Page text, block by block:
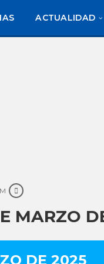
ACTUALIDAD
MARZO
DE 2025